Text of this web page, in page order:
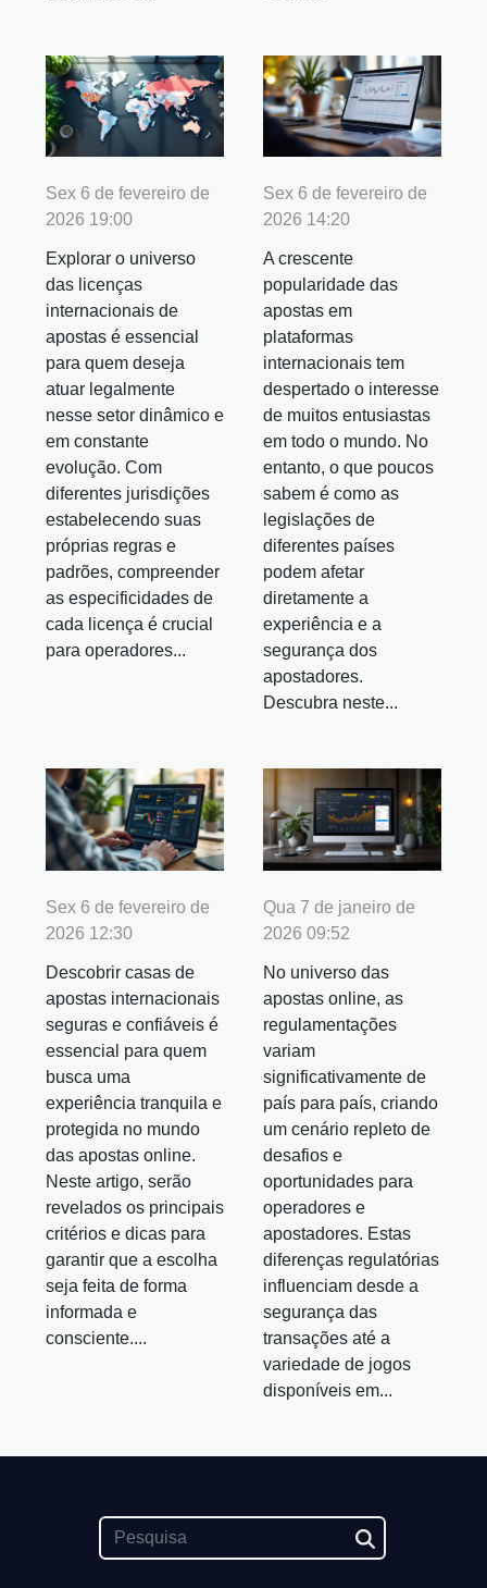
Sex 6 de fevereiro de
2026 19:00
Explorar o universo
das licenças
internacionais de
apostas é essencial
para quem deseja
atuar legalmente
nesse setor dinâmico e
em constante
evolução. Com
diferentes jurisdições
estabelecendo suas
próprias regras e
padrões, compreender
as especificidades de
cada licença é crucial
para operadores...
Sex 6 de fevereiro de
2026 14:20
A crescente
popularidade das
apostas em
plataformas
internacionais tem
despertado o interesse
de muitos entusiastas
em todo o mundo. No
entanto, o que poucos
sabem é como as
legislações de
diferentes países
podem afetar
diretamente a
experiência e a
segurança dos
apostadores.
Descubra neste...
Sex 6 de fevereiro de
2026 12:30
Descobrir casas de
apostas internacionais
seguras e confiáveis é
essencial para quem
busca uma
experiência tranquila e
protegida no mundo
das apostas online.
Neste artigo, serão
revelados os principais
critérios e dicas para
garantir que a escolha
seja feita de forma
informada e
consciente....
Qua 7 de janeiro de
2026 09:52
No universo das
apostas online, as
regulamentações
variam
significativamente de
país para país, criando
um cenário repleto de
desafios e
oportunidades para
operadores e
apostadores. Estas
diferenças regulatórias
influenciam desde a
segurança das
transações até a
variedade de jogos
disponíveis em...